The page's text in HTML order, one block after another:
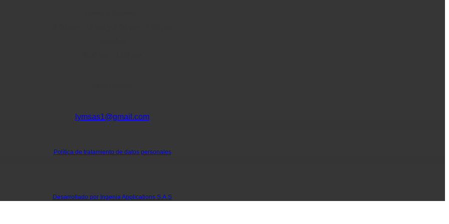
lymsas1@gmail.com
Política de tratamiento de datos personales
Desarrollado por Ingenia Applications S.A.S